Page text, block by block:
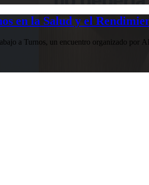
en la Salud y el
a Turnos, un encuentro organizado